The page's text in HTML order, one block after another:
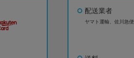
配送業者
ヤマト運輸、佐川急便